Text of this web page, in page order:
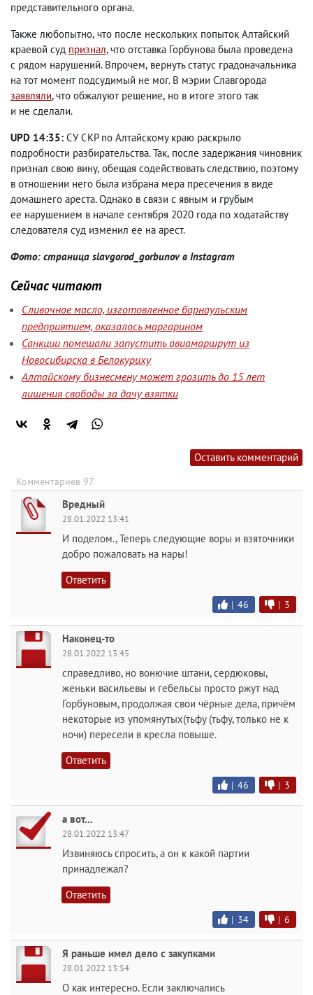
представительного органа.
Также любопытно, что после нескольких попыток Алтайский
краевой суд признал, что отставка Горбунова была проведена
с рядом нарушений. Впрочем, вернуть статус градоначальника
на тот момент подсудимый не мог. В мэрии Славгорода
заявляли, что обжалуют решение, но в итоге этого так
и не сделали.
UPD 14:35: СУ СКР по Алтайскому краю раскрыло
подробности разбирательства. Так, после задержания чиновник
признал свою вину, обещая содействовать следствию, поэтому
в отношении него была избрана мера пресечения в виде
домашнего ареста. Однако в связи с явным и грубым
ее нарушением в начале сентября 2020 года по ходатайству
следователя суд изменил ее на арест.
Фото: страница slavgorod_gorbunov в Instagram
Сейчас читают
Сливочное масло, изготовленное барнаульским
предприятием, оказалось маргарином
Санкции помешали запустить авиамаршрут из
Новосибирска в Белокуриху
Алтайскому бизнесмену может грозить до 15 лет
лишения свободы за дачу взятки
Оставить комментарий
Комментариев 97
Вредный
28.01.2022 13:41
И поделом., Теперь следующие воры и взяточники
добро пожаловать на нары!
Ответить
| 46 | 3
Наконец-то
28.01.2022 13:45
справедливо, но вонючие штани, сердюковы,
женьки васильевы и гебельсы просто ржут над
Горбуновым, продолжая свои чёрные дела, причём
некоторые из упомянутых(тьфу (тьфу, только не к
ночи) пересели в кресла повыше.
Ответить
| 46 | 3
а вот...
28.01.2022 13:47
Извиняюсь спросить, а он к какой партии
принадлежал?
Ответить
| 34 | 6
Я раньше имел дело с закупками
28.01.2022 13:54
О как интересно. Если заключались